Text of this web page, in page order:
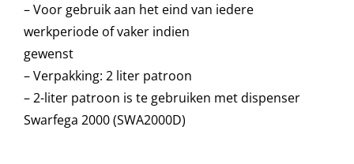
– Voor gebruik aan het eind van iedere
werkperiode of vaker indien
gewenst
– Verpakking: 2 liter patroon
– 2-liter patroon is te gebruiken met dispenser
Swarfega 2000 (SWA2000D)